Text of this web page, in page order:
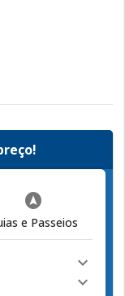
assistant_navigation
e Passeios
expand_more
expand_more